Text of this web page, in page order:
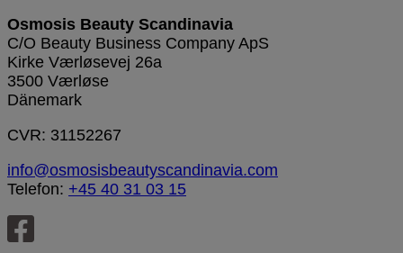
Osmosis Beauty Scandinavia
C/O Beauty Business Company ApS
Kirke Værløsevej 26a
3500 Værløse
Dänemark
CVR: 31152267
info@osmosisbeautyscandinavia.com
Telefon: +45 40 31 03 15